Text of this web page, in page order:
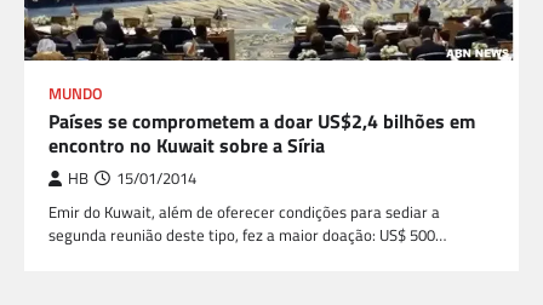
MUNDO
Países se comprometem a doar US$2,4 bilhões em
encontro no Kuwait sobre a Síria
HB 15/01/2014
Emir do Kuwait, além de oferecer condições para sediar a
segunda reunião deste tipo, fez a maior doação: US$ 500…